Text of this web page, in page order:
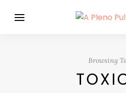
Browsing